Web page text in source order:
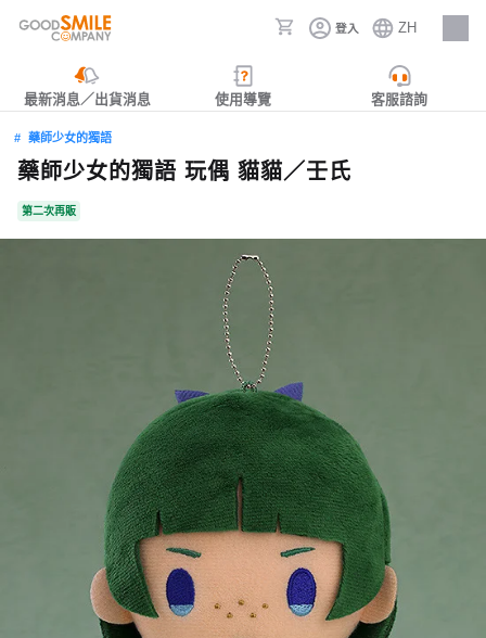
登入 ZH
人才招募
最新消息／出貨消息 使用導覽 客服諮詢
藥師少女的獨語
藥師少女的獨語 玩偶 貓貓／壬氏
第二次再販